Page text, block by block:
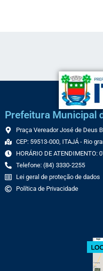
Prefeitura Municipal
Praça Vereador José de Deus
CEP: 59513-000, ITAJÁ - Rio
HORÁRIO DE ATENDIMENTO:
Telefone: (84) 3330-2255
Lei geral de proteção de dados
Política de Privacidade